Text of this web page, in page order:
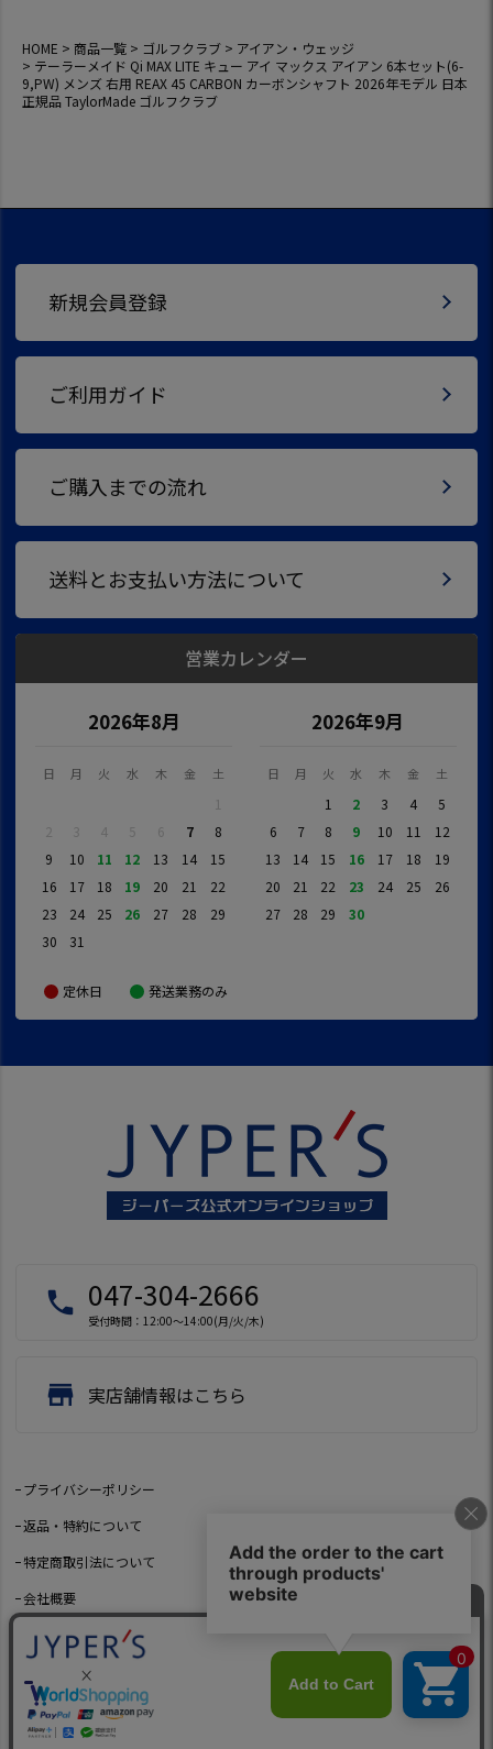
HOME 商品一覧 ゴルフクラブ
アイアン・ウェッジ
テーラーメイド Qi MAX LITE キュー アイ マックス アイアン 6本セット(6-
9,PW) メンズ 右用 REAX 45 CARBON カーボンシャフト 2026年モデル 日本
正規品 TaylorMade ゴルフクラブ
新規会員登録
ご利用ガイド
ご購入までの流れ
送料とお支払い方法について
営業カレンダー
2026年8月
日 月 火 水 木 金 土
1
2
3 4 5 6 7
8
9
10 11 12 13 14
15
16
17 18 19 20 21
22
23
24 25 26 27 28
29
30
31
2026年9月
日 月 火 水 木 金 土
1 2 3 4
5
6
7 8 9 10 11
12
13
14 15 16 17 18
19
20
21 22 23 24 25
26
27
28 29 30
定休日 発送業務のみ
local_phone 047-304-2666
受付時間：12:00～14:00(月/火/木)
store 実店舗情報はこちら
プライバシーポリシー
返品・特約について
特定商取引法について
会社概要
よくあるご質問
お問い合わせ
©2021 Jeep